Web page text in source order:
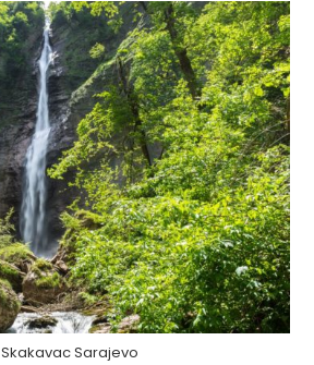
Skakavac Sarajevo